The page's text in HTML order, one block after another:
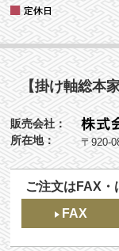
【掛け軸総
販売会社：
所在地：
〒920-
ご注文はFAX・
FAX